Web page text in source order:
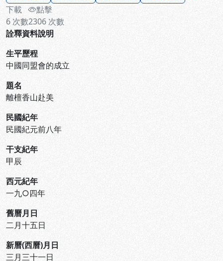
下載
6 次數
點擊
2306 次數
詮釋資料說明
生平歷程
中國同盟會的成立
題名
離檀香山赴美
民國紀年
民國紀元前八年
干支紀年
甲辰
西元紀年
一九○四年
舊曆月日
二月十五日
新曆(西曆)月日
三月三十一日